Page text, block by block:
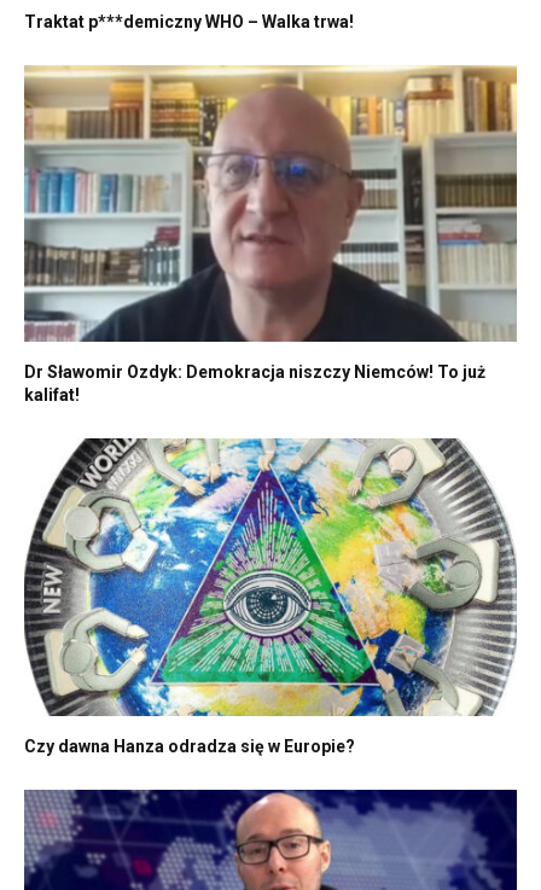
Traktat p***demiczny WHO – Walka trwa!
Dr Sławomir Ozdyk: Demokracja niszczy Niemców! To już
kalifat!
Czy dawna Hanza odradza się w Europie?